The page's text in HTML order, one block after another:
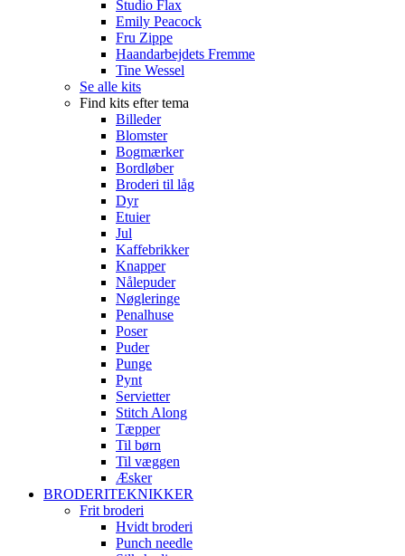
Studio Flax
Emily Peacock
Fru Zippe
Haandarbejdets Fremme
Tine Wessel
Se alle kits
Find kits efter tema
Billeder
Blomster
Bogmærker
Bordløber
Broderi til låg
Dyr
Etuier
Jul
Kaffebrikker
Knapper
Nålepuder
Nøgleringe
Penalhuse
Poser
Puder
Punge
Pynt
Servietter
Stitch Along
Tæpper
Til børn
Til væggen
Æsker
BRODERITEKNIKKER
Frit broderi
Hvidt broderi
Punch needle